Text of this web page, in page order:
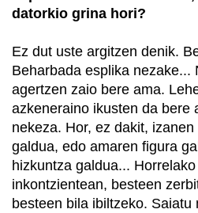
datorkio grina hori?
Ez dut uste argitzen denik.
Beharbada esplika nezake...
agertzen zaio bere ama.
azkeneraino ikusten da bere
nekeza. Hor, ez dakit,
galdua, edo amaren figura
hizkuntza galdua...
inkontzientean, besteen
besteen bila ibiltzeko. Saiatu